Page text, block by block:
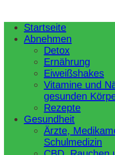
Startseite
Abnehmen
Detox
Ernährung
Eiweißshakes
Vitamine und
gesunden
Rezepte
Gesundheit
Ärzte,
Schulmedizin